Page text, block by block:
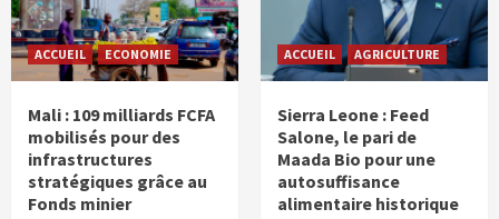
ACCUEIL ECONOMIE
Mali : 109 milliards FCFA
mobilisés pour des
infrastructures
stratégiques grâce au
Fonds minier
ACCUEIL AGRICULTURE
Sierra Leone : Feed
Salone, le pari de
Maada Bio pour une
autosuffisance
alimentaire historique